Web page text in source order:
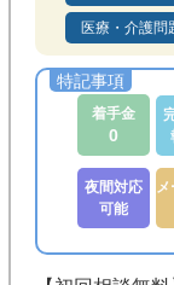
医療・介護問
着手金
0
夜間対応
可能
メ